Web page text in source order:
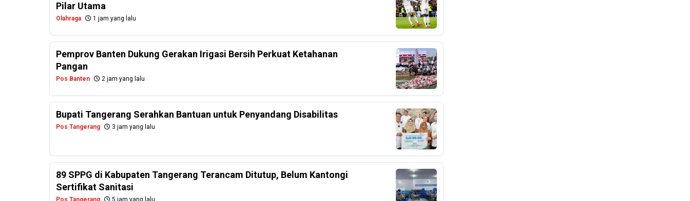
Pilar Utama
Olahraga 1 jam yang lalu
Pemprov Banten Dukung Gerakan Irigasi Bersih Perkuat Ketahanan
Pangan
Pos Banten 2 jam yang lalu
Bupati Tangerang Serahkan Bantuan untuk Penyandang Disabilitas
Pos Tangerang 3 jam yang lalu
89 SPPG di Kabupaten Tangerang Terancam Ditutup, Belum Kantongi
Sertifikat Sanitasi